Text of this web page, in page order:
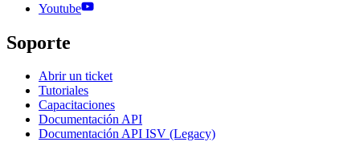
Youtube
Soporte
Abrir un ticket
Tutoriales
Capacitaciones
Documentación API
Documentación API ISV (Legacy)